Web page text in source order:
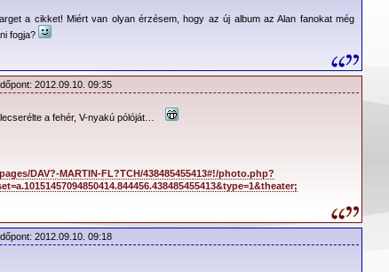
Moog 55, Memorymoog, Voyetra Eight, Macbeth M5N, Oberheim Matrix
2600 rack-be építve, két rack Serge modul, Roland System 100, 100M, Jupiter
Ensoniq Fizmo, Gleeman Clear, Steiner-Parker, Vermona Lancet és még egy
modulokkal…
amíg nem csak álltunk és arról szövegeltünk egymásnak, hogy milyen legyen a
palettája korlátok nélkül egy magamfajtának kimeríthetetlen lehetőséget kínál. A
hangkészletének azért vannak korlátai; viszont a szinuszos hanghullámok
vagyMartin, vagyDavedemóverziójának ésBen Hillierötleteinek
Christoffer LogicbólPro Tools 192 khzalá konvertál, leellenőrzi a jelfolyamot,
azon ötletek közül, amelyek még számításba jöhetnek.
a cikket! Miért van olyan érzésem, hogy az új album az Alan fanokat még
fogja?
2012.09.10. 09:35
a fehér, V-nyakú pólóját…
DAV?-MARTIN-FL?TCH/438485455413#!/photo.php?
2012.09.10. 09:18